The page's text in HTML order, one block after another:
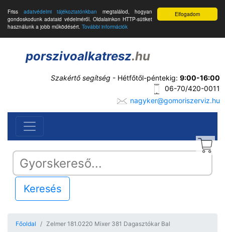
Elfogadom
Friss adatvédelmi tájékoztatónkban megtalálod, hogyan
gondoskodunk adataid védelméről. Oldalainkon HTTP-sütiket
használunk a jobb működésért. További információk
porszivoalkatresz.hu
Szakértő segítség - Hétfőtől-péntekig: 9:00-16:00
06-70/420-0011
nagyker@gomoriszerviz.hu
Keresés
Főoldal Zelmer 181.0220 Mixer 381 Dagasztókar Bal